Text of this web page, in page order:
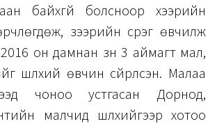
байхгүй болсноор хээрийн
зээрийн сүрэг өвчилж
он дамнан зүүн 3 аймагт мал,
шүлхий өвчин сүйрүүлсэн. Малаа
чоноо устгасан Дорнод,
малчид шүлхийгээр хотоо